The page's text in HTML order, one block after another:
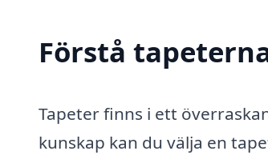
Förstå
Tapeter finns i ett
kunskap kan du välja en